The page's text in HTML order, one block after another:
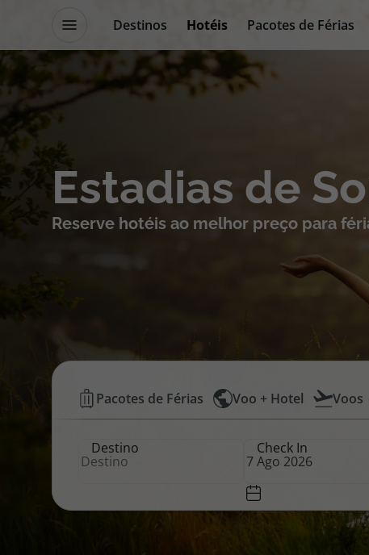
Destinos Hotéis
Pacotes de Férias
Promoções
Blog TopViagens
Destinos
Voos
Pacotes de Férias
Disneyland ® Paris
Cruzeiros
Promoções
Cheque
Blog
Estadias de
Reserve hotéis ao melhor preço para
Hotéis
Baratos
Top
Pacotes de Férias Voo + Hotel Voos
Destino Check In